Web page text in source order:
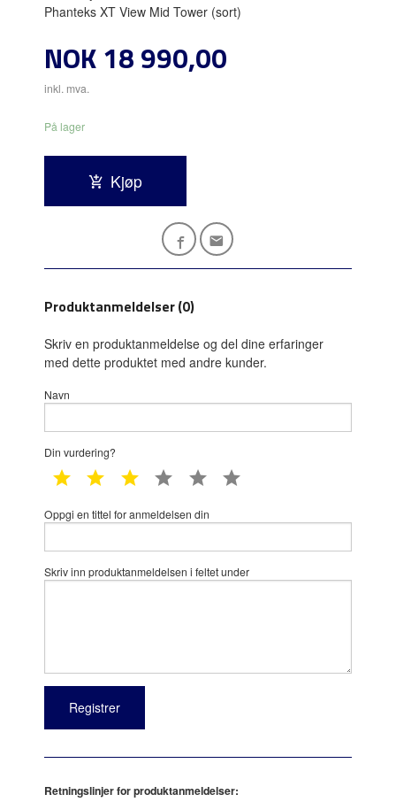
Phanteks XT View Mid Tower (sort)
Pris
NOK18 990,00
inkl. mva.
På lager
Kjøp
Produktanmeldelser (0)
Skriv en produktanmeldelse og del dine erfaringer
med dette produktet med andre kunder.
Navn
Din vurdering?
1 star 2 star 3 star 4 star 5 star
Oppgi en tittel for anmeldelsen din
Skriv inn produktanmeldelsen i feltet under
Retningslinjer for produktanmeldelser: